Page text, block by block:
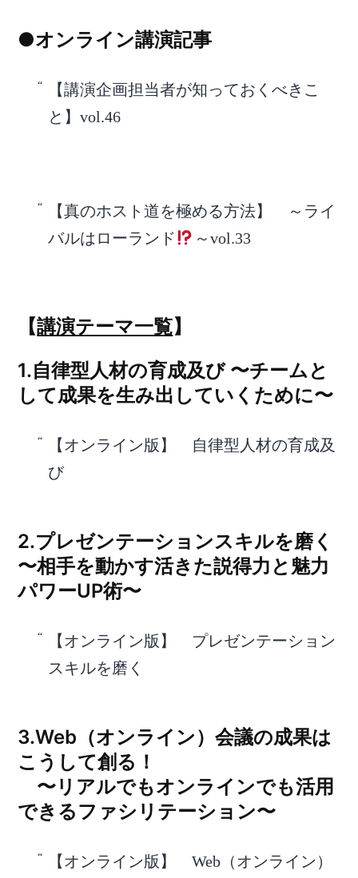
●オンライン講演記事
【講演企画担当者が知っておくべきこ
と】vol.46
【真のホスト道を極める方法】 ～ライ
バルはローランド
～vol.33
【講演テーマ一覧】
1.自律型人材の育成及び 〜チームと
して成果を生み出していくために〜
【オンライン版】 自律型人材の育成及
び
2.プレゼンテーションスキルを磨く
〜相手を動かす活きた説得力と魅力
パワーUP術〜
【オンライン版】 プレゼンテーション
スキルを磨く
3.Web（オンライン）会議の成果は
こうして創る！
〜リアルでもオンラインでも活用
できるファシリテーション〜
【オンライン版】 Web（オンライン）